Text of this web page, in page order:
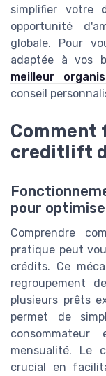
simplifier votre
opportunité
globale. Pour
adaptée à vos
meilleur
conseil
Comment
creditlift
pour
Comprendre
pratique peut
crédits. Ce
regroupement
plusieurs prêts
permet de
mensualité. Le
crucial en